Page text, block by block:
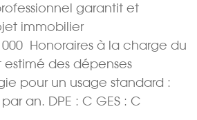
garantit et
immobilier
 Honoraires à la charge du
des dépenses
pour un usage standard :
par an. DPE : C GES : C